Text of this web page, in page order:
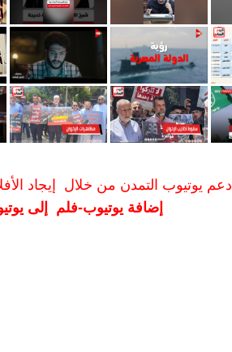
ادعم يوتيوب التمدن من خلال إيجاد
إضافة يوتيوب-فلم إلى